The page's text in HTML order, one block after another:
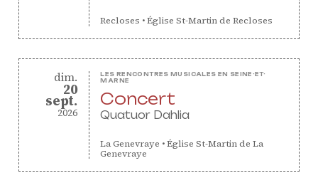
Recloses •Église St-Martin de Recloses
dimanche
dim.
20
septembre
sept.
2026
LES RENCONTRES MUSICALES EN SEINE-ET-
MARNE
Concert
Quatuor Dahlia
La Genevraye •Église St-Martin de La
Genevraye
ProQuartet - Centre
Européen de Musique de
Chambre
Résidence jeunes